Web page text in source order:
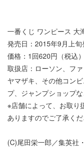
一番くじ ワンピース 大
発売日：2015年9月上旬
価格：1回620円（税込）
取扱店：ローソン、フ
ヤマザキ、その他コン
プ、ジャンプショップ
※店舗によって、お取り
ありますのでご了承くだ
(C)尾田栄一郎／集英社